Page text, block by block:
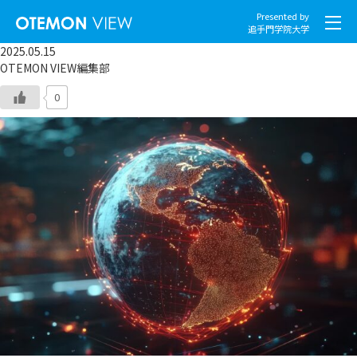
Presented by
追手門学院大学
社会とくらし
スポーツと文化
こころとからだ
IT・メディア
地域・観光
2025.05.15
OTEMON VIEW編集部
0